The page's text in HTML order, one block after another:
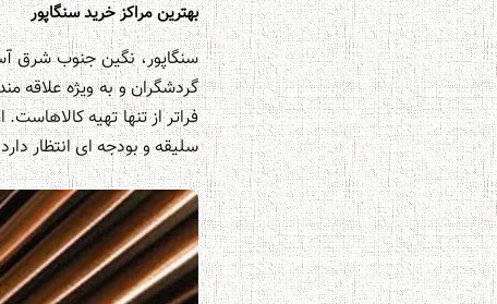
بهترین مراکز خرید سنگاپور
سنگاپور، نگین جنوب شرق
گردشگران و به ویژه علاقه
فراتر از تنها تهیه
سلیقه و بودجه ای انتظار